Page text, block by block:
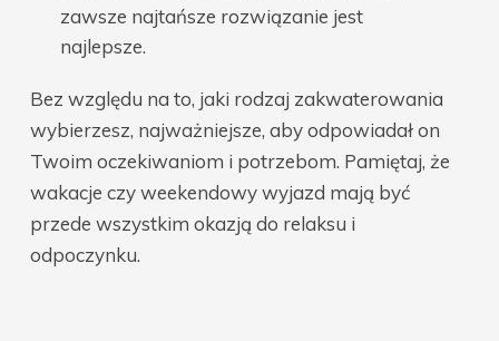
zawsze najtańsze rozwiązanie jest
najlepsze.
Bez względu na to, jaki rodzaj zakwaterowania
wybierzesz, najważniejsze, aby odpowiadał on
Twoim oczekiwaniom i potrzebom. Pamiętaj, że
wakacje czy weekendowy wyjazd mają być
przede wszystkim okazją do relaksu i
odpoczynku.